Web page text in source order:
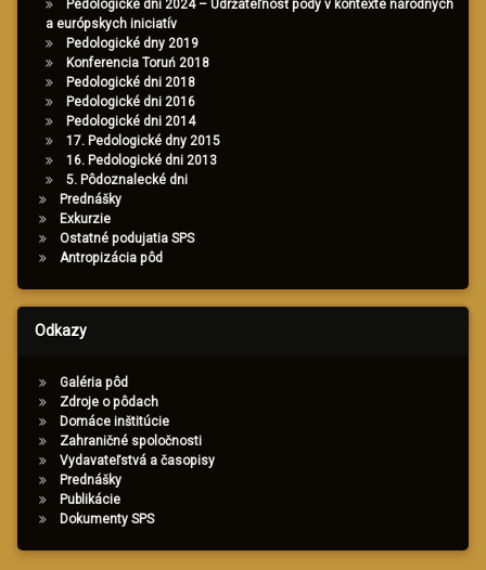
Pedologické dni 2024 – Udržateľnosť pôdy v kontexte národných
a európskych iniciatív
Pedologické dny 2019
Konferencia Toruń 2018
Pedologické dni 2018
Pedologické dni 2016
Pedologické dni 2014
17. Pedologické dny 2015
16. Pedologické dni 2013
5. Pôdoznalecké dni
Prednášky
Exkurzie
Ostatné podujatia SPS
Antropizácia pôd
Odkazy
Galéria pôd
Zdroje o pôdach
Domáce inštitúcie
Zahraničné spoločnosti
Vydavateľstvá a časopisy
Prednášky
Publikácie
Dokumenty SPS